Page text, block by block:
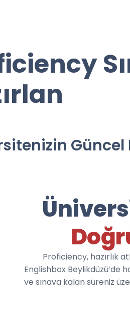
Güncel
Proficiency, hazırlık
Englishbox Beylikdüzü’de
ve sınava kalan süreniz